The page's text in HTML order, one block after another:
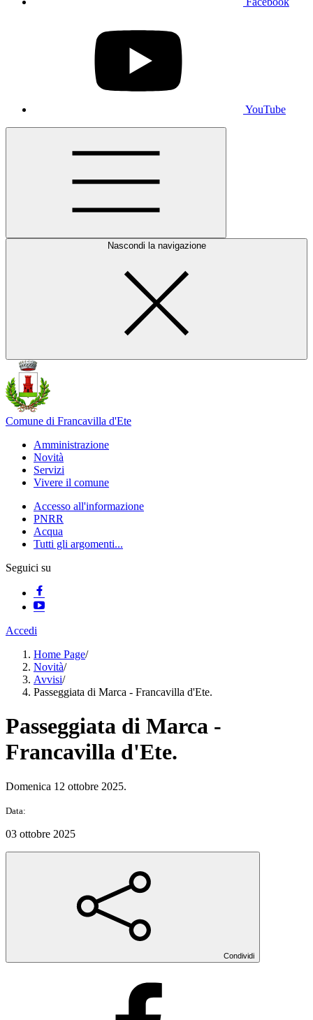
YouTube
Nascondi la navigazione
Comune di Francavilla d'Ete
Amministrazione
Novità
Servizi
Vivere il comune
Accesso all'informazione
PNRR
Acqua
Tutti gli argomenti...
Seguici su
Accedi
Home Page/
Novità/
Avvisi/
Passeggiata di Marca - Francavilla d'Ete.
Passeggiata di Marca -
Francavilla d'Ete.
Domenica 12 ottobre 2025.
Data:
03 ottobre 2025
Condividi